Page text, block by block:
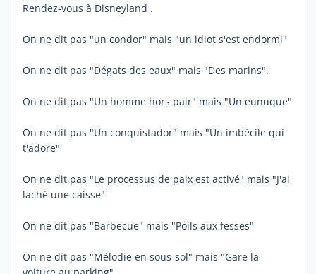
Rendez-vous à Disneyland .
On ne dit pas "un condor" mais "un idiot s'est endormi"
On ne dit pas "Dégats des eaux" mais "Des marins".
On ne dit pas "Un homme hors pair" mais "Un eunuque"
On ne dit pas "Un conquistador" mais "Un imbécile qui
t'adore"
On ne dit pas "Le processus de paix est activé" mais "J'ai
laché une caisse"
On ne dit pas "Barbecue" mais "Poils aux fesses"
On ne dit pas "Mélodie en sous-sol" mais "Gare la